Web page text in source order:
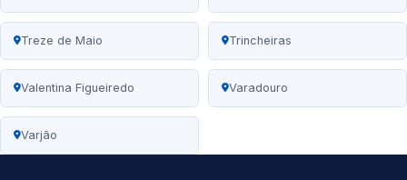
Treze de Maio Trincheiras
Valentina Figueiredo Varadouro
Varjão